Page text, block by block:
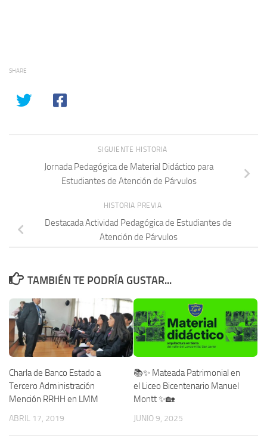
SHARE
SIGUIENTE HISTORIA
Jornada Pedagógica de Material Didáctico para
Estudiantes de Atención de Párvulos
HISTORIA PREVIA
Destacada Actividad Pedagógica de Estudiantes de
Atención de Párvulos
TAMBIÉN TE PODRÍA GUSTAR...
Charla de Banco Estado a
Tercero Administración
Mención RRHH en LMM
ABRIL 17, 2019
📚✨ Mateada Patrimonial en
el Liceo Bicentenario Manuel
Montt ✨🏡
JUNIO 9, 2025